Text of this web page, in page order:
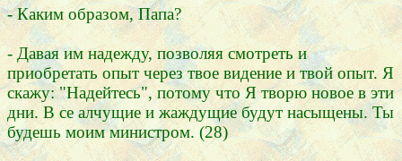
- Каким образом, Папа?
- Давая им надежду, позволяя смотреть и
приобретать опыт через твое видение и твой опыт. Я
скажу: "Надейтесь", потому что Я творю новое в эти
дни. В се алчущие и жаждущие будут насыщены. Ты
будешь моим министром. (28)